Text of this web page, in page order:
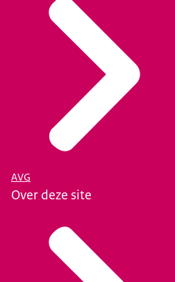
AVG
Over deze site